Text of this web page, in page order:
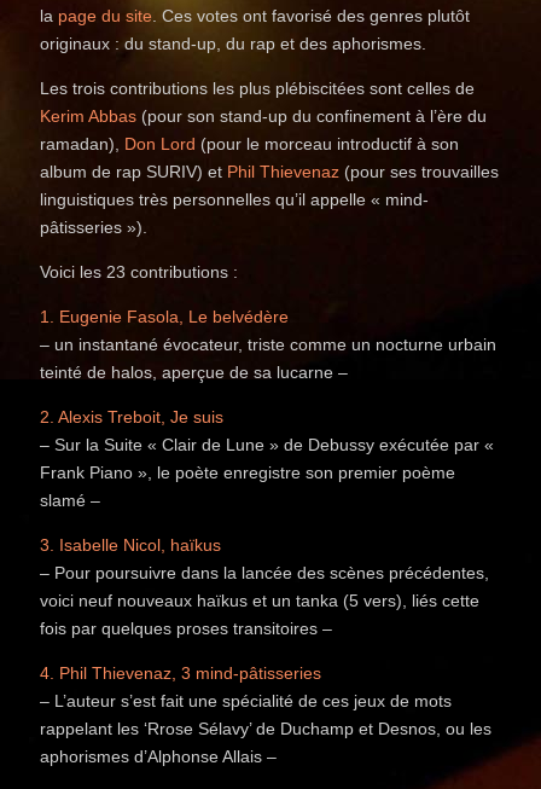
la page du site. Ces votes ont favorisé des genres plutôt
originaux : du stand-up, du rap et des aphorismes.
Les trois contributions les plus plébiscitées sont celles de
Kerim Abbas (pour son stand-up du confinement à l’ère du
ramadan), Don Lord (pour le morceau introductif à son
album de rap SURIV) et Phil Thievenaz ​ (pour ses trouvailles
linguistiques très personnelles qu’il appelle « mind-
pâtisseries »).
Voici les 23 contributions :
1. Eugenie Fasola, Le belvédère
– un instantané évocateur, triste comme un nocturne urbain
teinté de halos, aperçue de sa lucarne –
2. Alexis Treboit, Je suis
– Sur la Suite « Clair de Lune » de Debussy exécutée par «
Frank Piano », le poète enregistre son premier poème
slamé –
3. Isabelle Nicol, haïkus
– Pour poursuivre dans la lancée des scènes précédentes,
voici neuf nouveaux haïkus et un tanka (5 vers), liés cette
fois par quelques proses transitoires –
4. Phil Thievenaz, 3 mind-pâtisseries
– L’auteur s’est fait une spécialité de ces jeux de mots
rappelant les ‘Rrose Sélavy’ de Duchamp et Desnos, ou les
aphorismes d’Alphonse Allais –